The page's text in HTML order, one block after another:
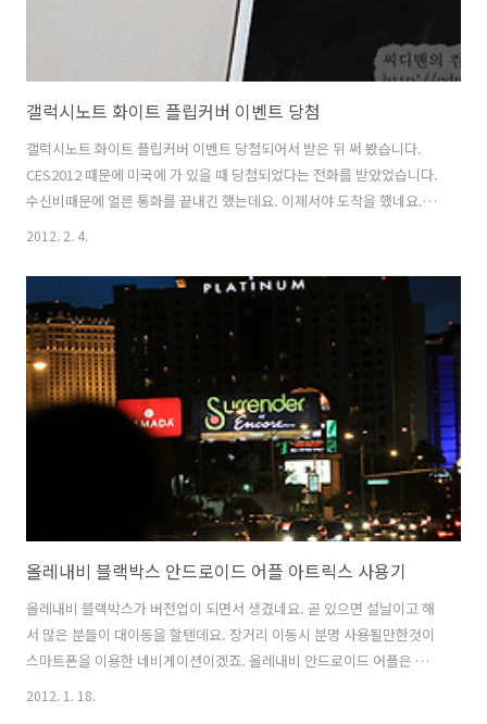
갤럭시노트 화이트 플립커버 이벤트 당첨
갤럭시노트 화이트 플립커버 이벤트 당첨되어서 받은 뒤 써 봤습니다.
CES2012 때문에 미국에 가 있을 때 당첨되었다는 전화를 받았었습니다.
수신비때문에 얼른 통화를 끝내긴 했는데요. 이제서야 도착을 했네요. 화
이트에 화이트 플립커버를 꽂아보니 모양은 이쁘네요. 커버형 형태를 저
착해두면 스크레치도 보호할 수 있으니까요. 그런데 직접 오래 쓰신분 말
로는 가장자리가 떨어져 나간다는 이야기가 있군요. 물론 쓰는분들 습관
에 따라서 많이 달라질듯 하긴 하지만요. 앞부분은 좀 뻣뻣하지만 가죽재
질이고 후면 부분은 플라스틱 재질로 되어 있었습니다. 후면 재질 표면은
기본 커버와 비슷해서 그렇게 나쁜편은 아니네요. 가죽 커버 형태의 플립
커버를 갤럭시..
2012. 2. 4.
올레내비 블랙박스 안드로이드 어플 아트릭스 사용기
올레내비 블랙박스가 버전업이 되면서 생겼네요. 곧 있으면 설날이고 해
서 많은 분들이 대이동을 할텐데요. 장거리 이동시 분명 사용될만한것이
스마트폰을 이용한 네비게이션이겠죠. 올레내비 안드로이드 어플은 블
2012. 1. 18.